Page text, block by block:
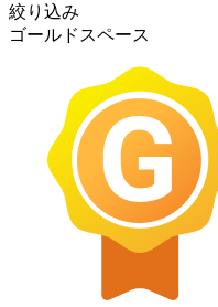
絞り込み
ゴールドスペース